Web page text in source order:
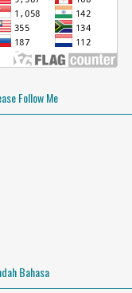
Follow Me
Bahasa